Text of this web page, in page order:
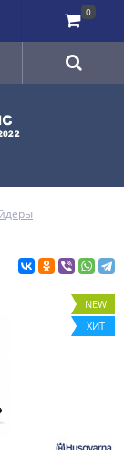
NEW
ХИТ
0